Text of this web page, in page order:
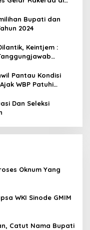
Bupati dan
2024
Keintjem :
Pantau Kondisi
WBP Patuhi
Dan Seleksi
Oknum Yang
WKI Sinode GMIM
Catut Nama Bupati